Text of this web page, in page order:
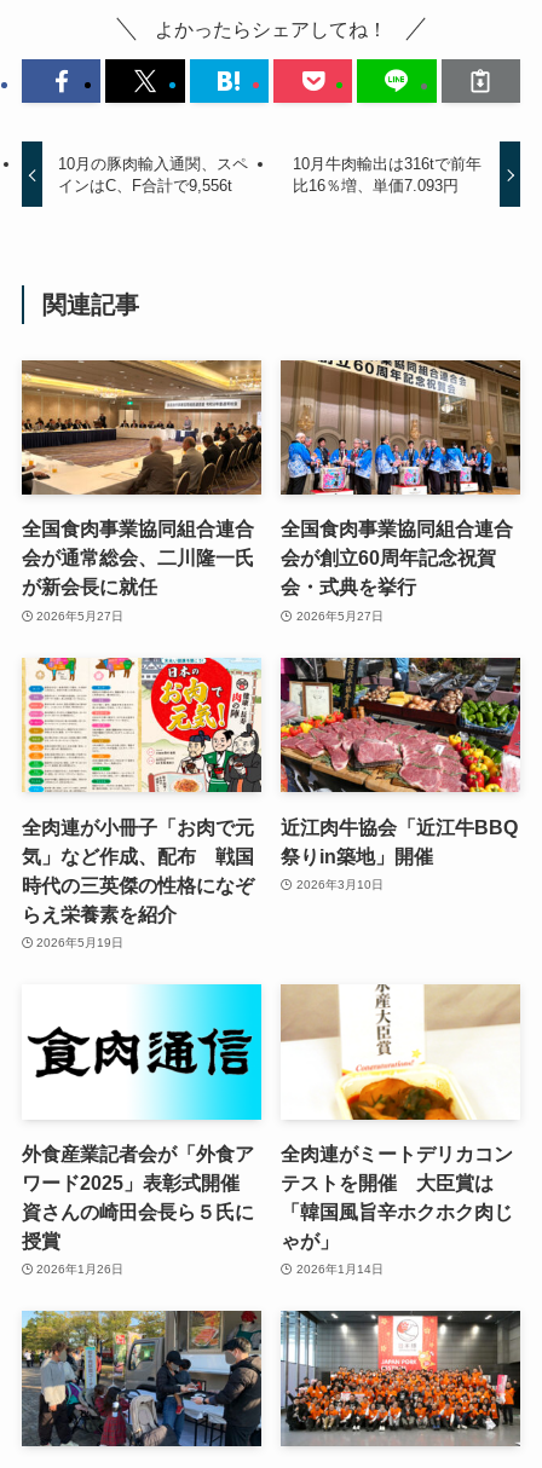
よかったらシェアしてね！
10月の豚肉輸入通関、スペ
インはC、F合計で9,556t
10月牛肉輸出は316tで前年
比16％増、単価7.093円
関連記事
全国食肉事業協同組合連合
会が通常総会、二川隆一氏
が新会長に就任
2026年5月27日
全国食肉事業協同組合連合
会が創立60周年記念祝賀
会・式典を挙行
2026年5月27日
全肉連が小冊子「お肉で元
気」など作成、配布 戦国
時代の三英傑の性格になぞ
らえ栄養素を紹介
2026年5月19日
近江肉牛協会「近江牛BBQ
祭りin築地」開催
2026年3月10日
外食産業記者会が「外食ア
ワード2025」表彰式開催
資さんの崎田会長ら５氏に
授賞
2026年1月26日
全肉連がミートデリカコン
テストを開催 大臣賞は
「韓国風旨辛ホクホク肉じ
ゃが」
2026年1月14日